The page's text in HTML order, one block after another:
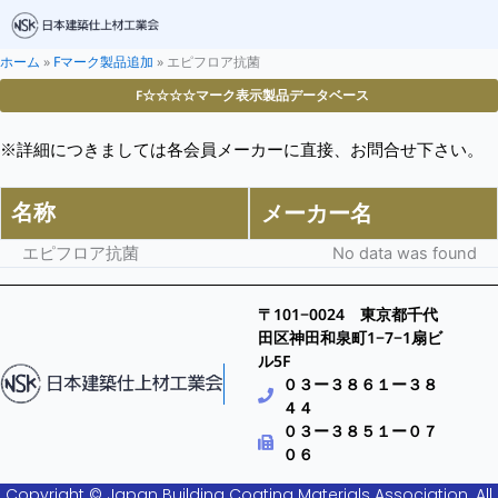
ホーム » Fマーク製品追加 » エピフロア抗菌
F☆☆☆☆マーク表示製品データベース
※詳細につきましては各会員メーカーに直接、お問合せ下さい。
名称 メーカー名
エピフロア抗菌 No data was found
〒101−0024 東京都千代
田区神田和泉町1−7−1扇ビ
ル5F
０３ー３８６１ー３８
４４
０３ー３８５１ー０７
０６